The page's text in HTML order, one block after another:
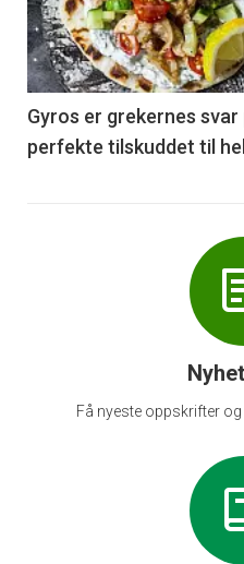
nå
-
6
Gyros er grekernes
perfekte tilskuddet til
Få nyeste oppskrifter og